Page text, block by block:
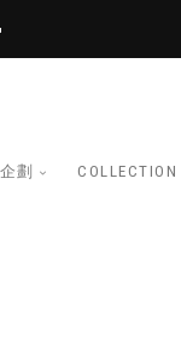
劃 COLLECTION